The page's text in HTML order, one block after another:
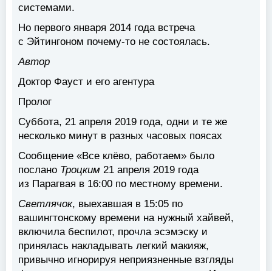
системами.
Но первого января 2014 года встреча
с Эйтингоном почему-то не состоялась.
Автор
Доктор Фауст и его агентура
Пролог
Суббота, 21 апреля 2019 года, одни и те же
несколько минут в разных часовых поясах
Сообщение «Все клёво, работаем» было
послано Троцким 21 апреля 2019 года
из Парагвая в 16:00 по местному времени.
Светлячок, выехавшая в 15:05 по
вашингтонскому времени на нужный хайвей,
включила беспилот, прочла эсэмэску и
принялась накладывать легкий макияж,
привычно игнорируя неприязненные взгляды